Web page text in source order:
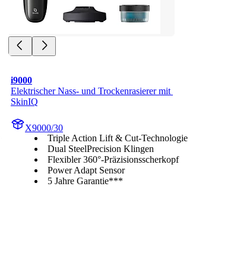
i9000
Elektrischer Nass- und Trockenrasierer mit
SkinIQ
X9000/30
Triple Action Lift & Cut-Technologie
Dual SteelPrecision Klingen
Flexibler 360°-Präzisionsscherkopf
Power Adapt Sensor
5 Jahre Garantie***